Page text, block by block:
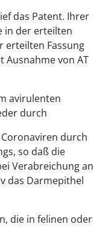
das Patent. Ihrer
in der erteilten
erteilten Fassung
Ausnahme von AT
avirulenten
durch
durch
so daß die
Verabreichung an
das Darmepithel
die in felinen oder